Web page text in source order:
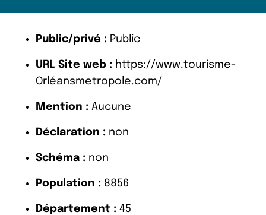
Public/privé : Public
URL Site web : https://www.tourisme-
Orléansmetropole.com/
Mention : Aucune
Déclaration : non
Schéma : non
Population : 8856
Département : 45